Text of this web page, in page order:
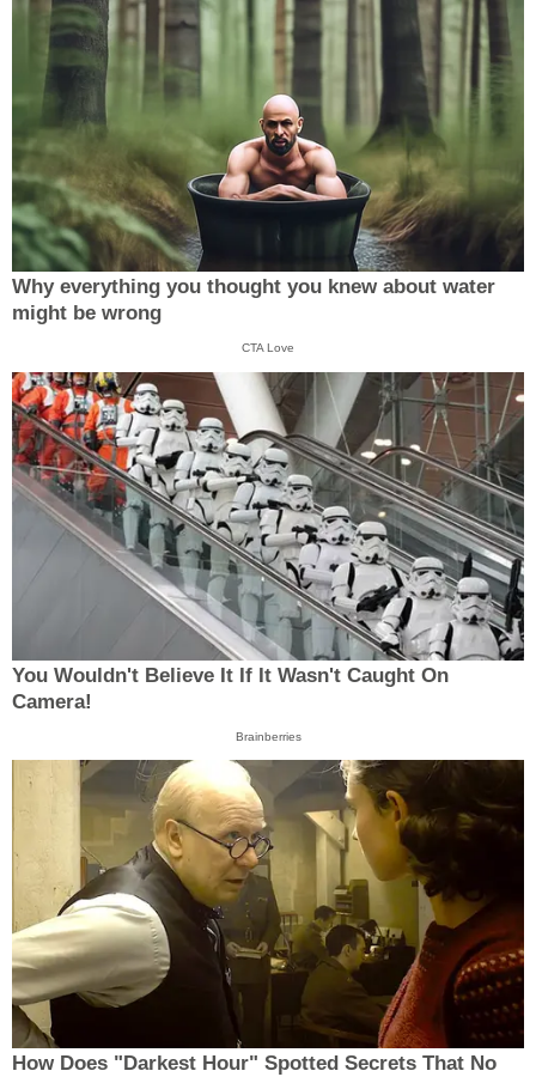
Why everything you thought you knew about water
might be wrong
CTA Love
You Wouldn't Believe It If It Wasn't Caught On
Camera!
Brainberries
How Does "Darkest Hour" Spotted Secrets That No